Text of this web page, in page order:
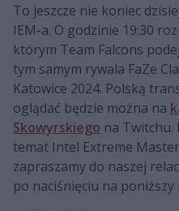
To jeszcze nie koniec
IEM-a. O godzinie 19:30
którym Team Falcons
tym samym rywala FaZe
Katowice 2024. Polską
oglądać będzie można na
Skowyrskiego na Twitchu.
temat Intel Extreme
zapraszamy do naszej
po naciśnięciu na poniższy